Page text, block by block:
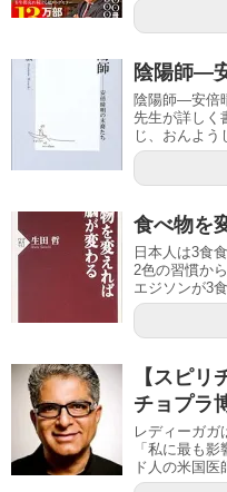
陰陽師―
陰陽師―安倍
先生が詳しく
じ、おんよう
食べ物を
日本人は3食
2色の習慣か
エジソンが3
【スピリ
チョプラ
レディーガガ
「私に最も
ド人の米国